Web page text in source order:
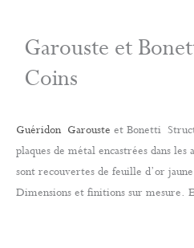
Garouste et
Coins
Guéridon Garouste et Bonetti
plaques de métal encastrées dans les
sont recouvertes de feuille d’or
Dimensions et finitions sur mesure.